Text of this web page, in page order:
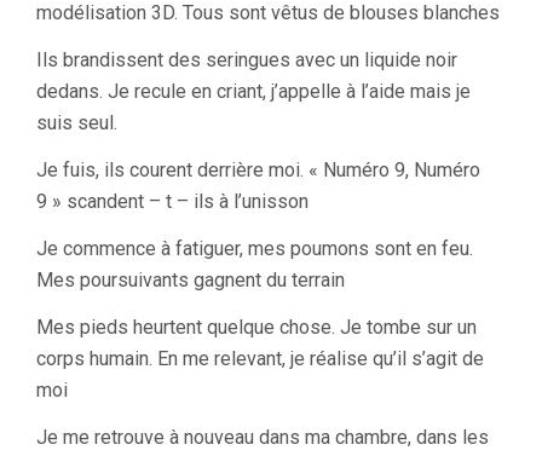
modélisation 3D. Tous sont vêtus de blouses blanches
Ils brandissent des seringues avec un liquide noir
dedans. Je recule en criant, j’appelle à l’aide mais je
suis seul.
Je fuis, ils courent derrière moi. « Numéro 9, Numéro
9 » scandent – t – ils à l’unisson
Je commence à fatiguer, mes poumons sont en feu.
Mes poursuivants gagnent du terrain
Mes pieds heurtent quelque chose. Je tombe sur un
corps humain. En me relevant, je réalise qu’il s’agit de
moi
Je me retrouve à nouveau dans ma chambre, dans les